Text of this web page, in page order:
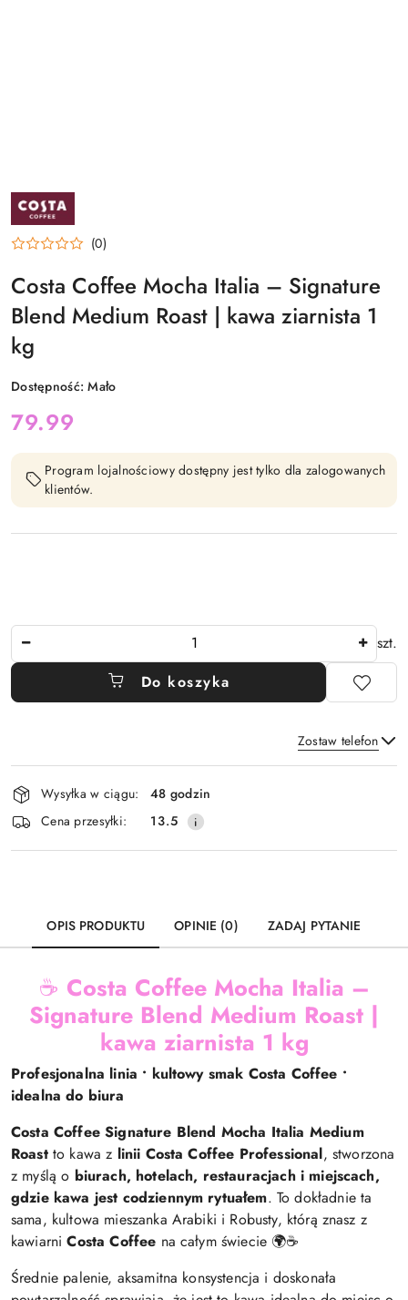
NAZWA
PRODUCENTA:
COSTA
COFFEE (0)
Costa Coffee Mocha Italia – Signature
Blend Medium Roast | kawa ziarnista 1
kg
Dostępność:Mało
cena:
79.99
Program lojalnościowy dostępny jest tylko dla zalogowanych
klientów.
szt.
Do koszyka
Zostaw telefon
Wyślij
Dostępność
i
dostawa
Wysyłka w ciągu:
48 godzin
Cena przesyłki:
13.5
OPIS PRODUKTU OPINIE (0) ZADAJ PYTANIE
☕ Costa Coffee Mocha Italia –
Signature Blend Medium Roast |
kawa ziarnista 1 kg
Profesjonalna linia • kultowy smak Costa Coffee •
idealna do biura
Costa Coffee Signature Blend Mocha Italia Medium
Roastto kawa z linii Costa Coffee Professional, stworzona
z myślą o biurach, hotelach, restauracjach i miejscach,
gdzie kawa jest codziennym rytuałem. To dokładnie ta
sama, kultowa mieszanka Arabiki i Robusty, którą znasz z
kawiarniCosta Coffee na całym świecie 🌍☕
Średnie palenie, aksamitna konsystencja i doskonała